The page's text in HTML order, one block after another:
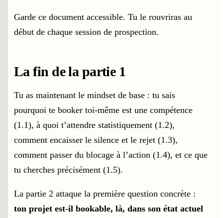
Garde ce document accessible. Tu le rouvriras au
début de chaque session de prospection.
La fin de la partie 1
Tu as maintenant le mindset de base : tu sais
pourquoi te booker toi-même est une compétence
(1.1), à quoi t’attendre statistiquement (1.2),
comment encaisser le silence et le rejet (1.3),
comment passer du blocage à l’action (1.4), et ce que
tu cherches précisément (1.5).
La partie 2 attaque la première question concrète :
ton projet est-il bookable, là, dans son état actuel